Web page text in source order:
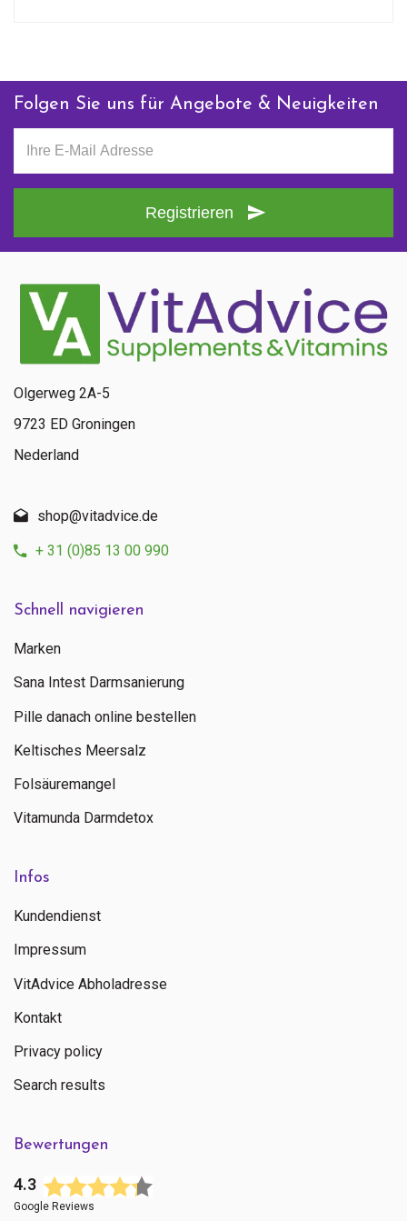
Folgen Sie uns für Angebote & Neuigkeiten
Registrieren
Schnell navigieren
Marken
Sana Intest Darmsanierung
Pille danach online bestellen
Keltisches Meersalz
Folsäuremangel
Vitamunda Darmdetox
Infos
Kundendienst
Impressum
VitAdvice Abholadresse
Kontakt
Privacy policy
Search results
Bewertungen
4.3
Google Reviews
Olgerweg 2A-5
9723 ED Groningen
Nederland
shop@vitadvice.de
+ 31 (0)85 13 00 990